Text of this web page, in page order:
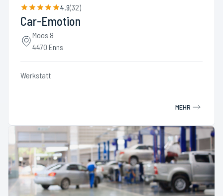
4.9(32)
Car-Emotion
Moos 8
4470 Enns
Werkstatt
MEHR